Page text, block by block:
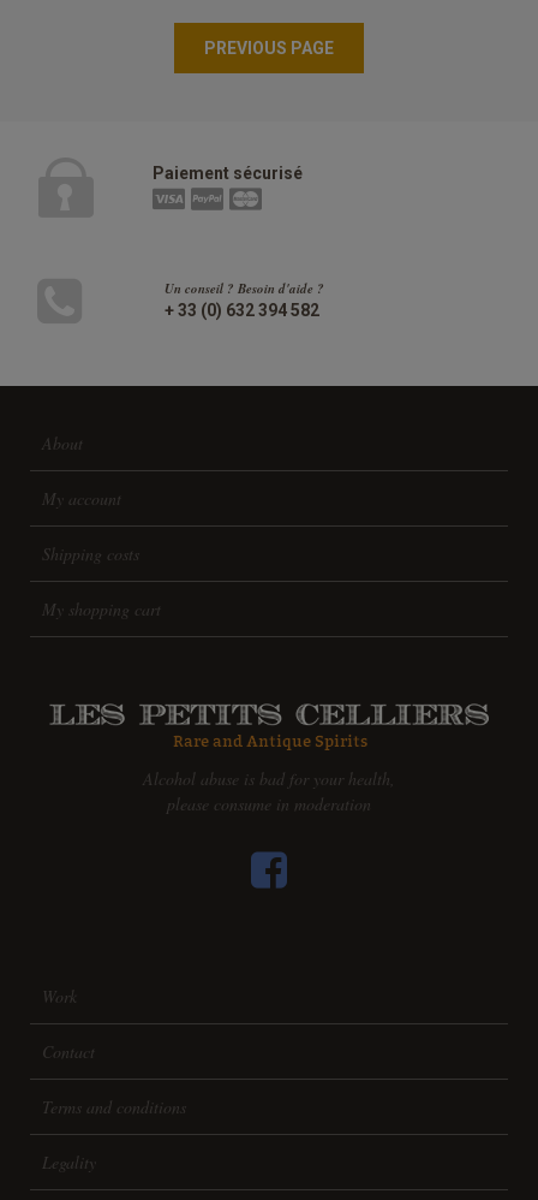
Paiement sécurisé
Un conseil ? Besoin d'aide ?
+ 33 (0) 632 394 582
About
My account
Shipping costs
My shopping cart
Alcohol abuse is bad for your health,
please consume in moderation
Work
Contact
Terms and conditions
Legality